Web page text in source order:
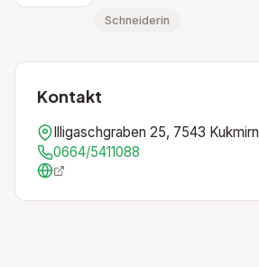
Schneiderin
Kontakt
Illigaschgraben 25, 7543 Kukmirn
0664/5411088